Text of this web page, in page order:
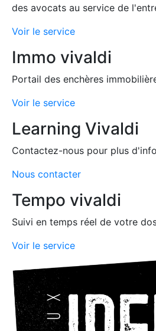
des avocats au service de
Voir le service
Immo vivaldi
Portail des enchères
Voir le service
Learning Vivaldi
Contactez-nous pour plus
Nous contacter
Tempo vivaldi
Suivi en temps réel de votre
Voir le service